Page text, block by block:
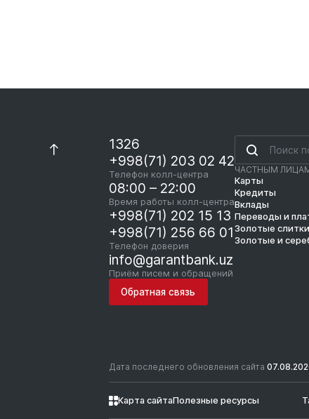
1326
+998(71) 203 02 42
Телефон колл-центра
08:00 – 22:00
Время работы колл-центра
+998(71) 202 15 13
+998(71) 256 66 01
Телефон доверия
info@garantbank.uz
Приём писем и обращений
Обратная связь
ЧАСТНЫМ
Карты
Кредиты
Вклады
Переводы и
Золотые слитки
Золотые и
Дата последнего обновления сайта
Карта сайтаПолезные ресурсы